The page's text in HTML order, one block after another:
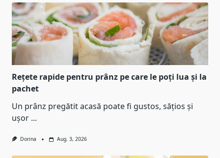
Rețete rapide pentru prânz pe care le poți lua și la
pachet
Un prânz pregătit acasă poate fi gustos, sățios și
ușor ...
Dorina Aug. 3, 2026